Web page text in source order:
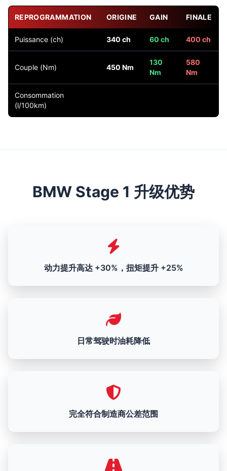
REPROGRAMMATION ORIGINE GAIN FINALE
Puissance (ch) 340 ch 60 ch 400 ch
Couple (Nm) 450 Nm
130
Nm
580
Nm
Consommation
(l/100km)
BMW Stage 1 升级优势
动力提升高达 +30%，扭矩提升 +25%
日常驾驶时油耗降低
完全符合制造商公差范围